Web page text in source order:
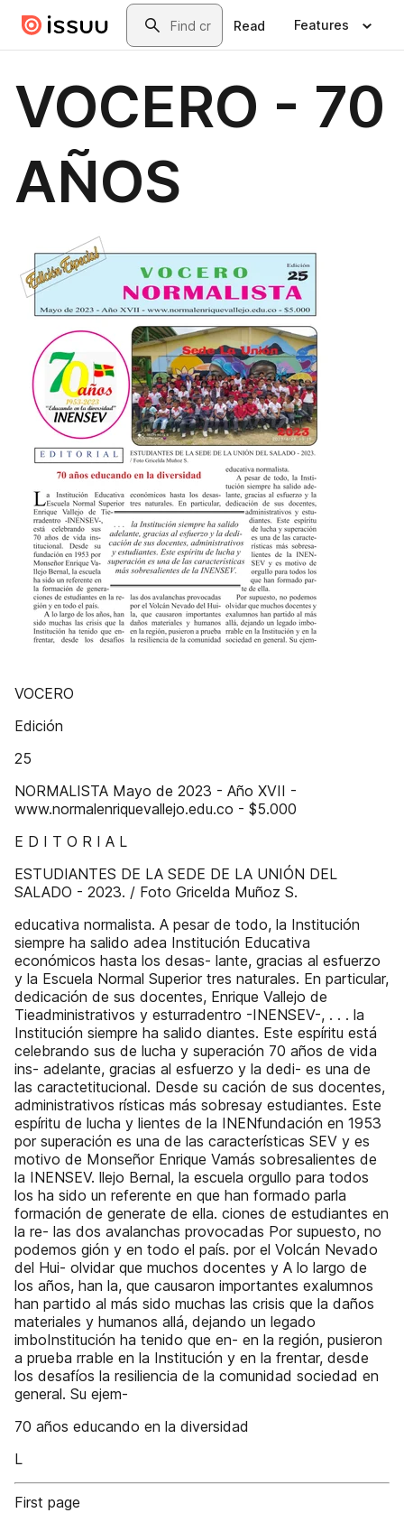
Skip to main contentSearch
Read Features
VOCERO - 70
AÑOS
VOCERO
Edición
25
NORMALISTA Mayo de 2023 - Año XVII -
www.normalenriquevallejo.edu.co - $5.000
E D I T O R I A L
ESTUDIANTES DE LA SEDE DE LA UNIÓN DEL
SALADO - 2023. / Foto Gricelda Muñoz S.
educativa normalista. A pesar de todo, la Institución
siempre ha salido adea Institución Educativa
económicos hasta los desas- lante, gracias al esfuerzo
y la Escuela Normal Superior tres naturales. En particular,
dedicación de sus docentes, Enrique Vallejo de
Tieadministrativos y esturradentro -INENSEV-, . . . la
Institución siempre ha salido diantes. Este espíritu está
celebrando sus de lucha y superación 70 años de vida
ins- adelante, gracias al esfuerzo y la dedi- es una de
las caractetitucional. Desde su cación de sus docentes,
administrativos rísticas más sobresay estudiantes. Este
espíritu de lucha y lientes de la INENfundación en 1953
por superación es una de las características SEV y es
motivo de Monseñor Enrique Vamás sobresalientes de
la INENSEV. llejo Bernal, la escuela orgullo para todos
los ha sido un referente en que han formado parla
formación de generate de ella. ciones de estudiantes en
la re- las dos avalanchas provocadas Por supuesto, no
podemos gión y en todo el país. por el Volcán Nevado
del Hui- olvidar que muchos docentes y A lo largo de
los años, han la, que causaron importantes exalumnos
han partido al más sido muchas las crisis que la daños
materiales y humanos allá, dejando un legado
imboInstitución ha tenido que en- en la región, pusieron
a prueba rrable en la Institución y en la frentar, desde
los desafíos la resiliencia de la comunidad sociedad en
general. Su ejem-
70 años educando en la diversidad
L
First page